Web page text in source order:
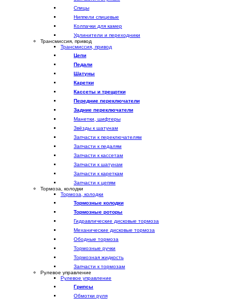
Спицы
Ниппели спицевые
Колпачки для камер
Удлинители и переходники
Трансмиссия, привод
Трансмиссия, привод
Цепи
Педали
Шатуны
Каретки
Кассеты и трещотки
Передние переключатели
Задние переключатели
Манетки, шифтеры
Звёзды к шатунам
Запчасти к переключателям
Запчасти к педалям
Запчасти к кассетам
Запчасти к шатунам
Запчасти к кареткам
Запчасти к цепям
Тормоза, колодки
Тормоза, колодки
Тормозные колодки
Тормозные роторы
Гидравлические дисковые тормоза
Механические дисковые тормоза
Ободные тормоза
Тормозные ручки
Тормозная жидкость
Запчасти к тормозам
Рулевое управление
Рулевое управление
Грипсы
Обмотки руля